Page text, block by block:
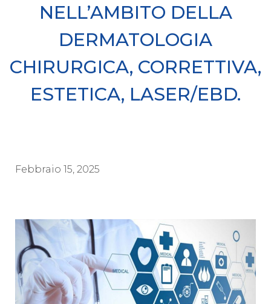
NELL’AMBITO DELLA
DERMATOLOGIA
CHIRURGICA, CORRETTIVA,
ESTETICA, LASER/EBD.
Febbraio 15, 2025